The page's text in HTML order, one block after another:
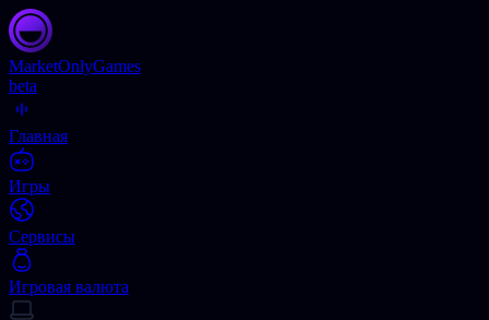
MarketOnlyGames
beta
Главная
Игры
Сервисы
Игровая валюта